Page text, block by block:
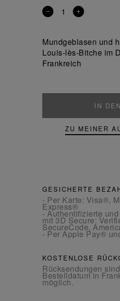
Entfernen
Produkt
Ein
Mundgeblasen und
Louis-lès-Bitche im
Frankreich
IN
ZU MEINER
GESICHERTE
- Per Karte: Visa®,
Express®
- Authentifizierte
mit 3D Secure:
SecureCode,
- Per Apple Pay®
KOSTENLOSE
Rücksendungen
Bestelldatum in
möglich.